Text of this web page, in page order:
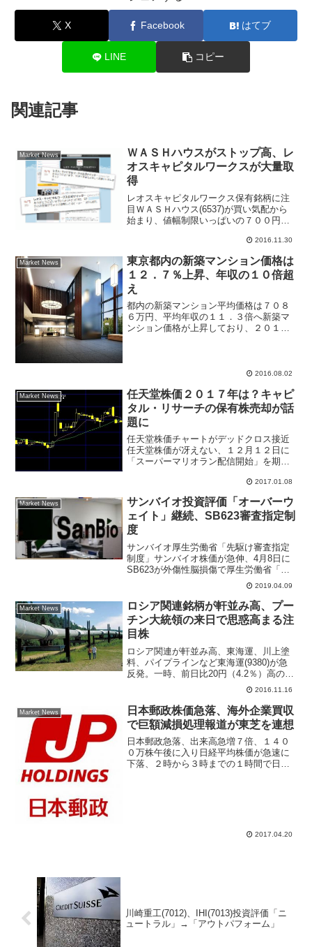
X Facebook はてブ
LINE コピー
関連記事
Market News
ＷＡＳＨハウスがストップ高、レ
オスキャピタルワークスが大量取
得
レオスキャピタルワークス保有銘柄に注
目ＷＡＳＨハウス(6537)が買い気配から
始まり、値幅制限いっぱいの７００円
なった。現在も東証マザーズ市場値上が
り率ランキングトップとなっている。マ
ーケット関係者による...
2016.11.30
Market News
東京都内の新築マンション価格は
１２．７％上昇、年収の１０倍超
え
都内の新築マンション平均価格は７０８
６万円、平均年収の１１．３倍へ新築マ
ンション価格が上昇しており、２０１５
2016.08.02
Market News
任天堂株価２０１７年は？キャピ
タル・リサーチの保有株売却が話
題に
任天堂株価チャートがデッドクロス接近
任天堂株価が冴えない、１２月１２日に
「スーパーマリオラン配信開始」を期待
任天堂株価は２０１７年に入っても下落
が続き、このままだとローソク足チャー
トはデッドクロスを示現し...
2017.01.08
Market News
サンバイオ投資評価「オーバーウ
ェイト」継続、SB623審査指定制
度
サンバイオ厚生労働省「先駆け審査指定
制度」サンバイオ株価が急伸、4月8日に
SB623が外傷性脳損傷で厚生労働省「先
駆け審査指定制度」の対象品目に指定さ
れたことが買い手掛かり材料。投資家は
バイオベンチャーの材料性と株価の値動
きに関心が高い。三...
2019.04.09
Market News
ロシア関連銘柄が軒並み高、プー
チン大統領の来日で思惑高まる注
目株
ロシア関連が軒並み高、東海運、川上塗
料、パイプラインなど東海運(9380)が急
反発。一時、前日比20円（4.2％）高の
491円まで買われている。トランプ米国次
期大統領がロシアとの関係を重視してお
り、日ロ関係の進展を期待した動きが継
続している...
2016.11.16
Market News
日本郵政株価急落、海外企業買収
で巨額減損処理報道が東芝を連想
日本郵政急落、出来高急増７倍、１４０
０万株午後に入り日経平均株価が急速に
下落、２時から３時までの１時間で日経
2017.04.20
川崎重工(7012)、IHI(7013)投資評価「ニ
ュートラル」→「アウトパフォーム」